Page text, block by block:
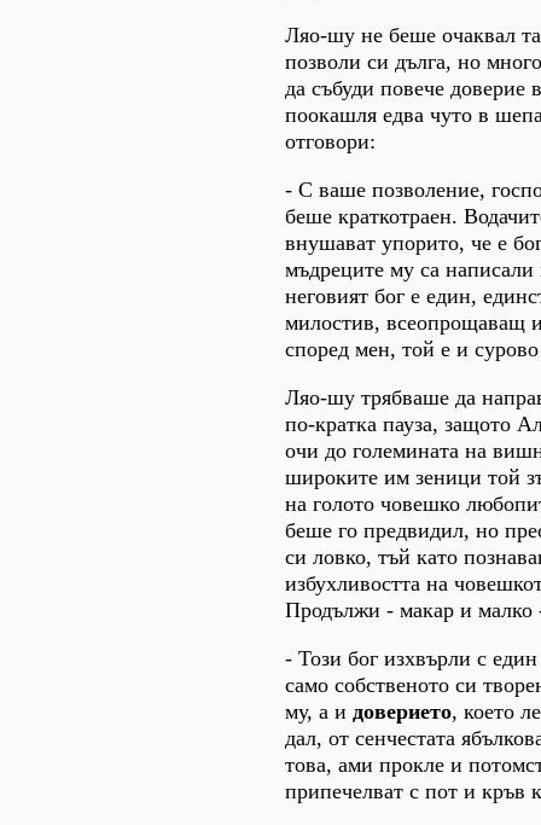
Ляо-шу не беше очаквал
позволи си дълга, но
да събуди повече доверие
поокашля едва чуто в
отговори:
- С ваше позволение,
беше краткотраен.
внушават упорито, че е
мъдреците му са
неговият бог е един,
милостив, всеопрощаващ
според мен, той е и
Ляо-шу трябваше да
по-кратка пауза, защото
очи до големината на
широките им зеници той
на голото човешко
беше го предвидил, но
си ловко, тъй като
избухливостта на
Продължи - макар и малко
- Този бог изхвърли с
само собственото си
му, а и доверието, което
дал, от сенчестата
това, ами прокле и
припечелват с пот и кръв